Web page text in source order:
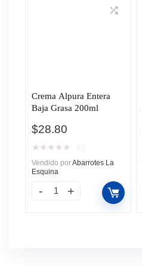
Crema Alpura Entera
Baja Grasa 200ml
$28.80
★ ★ ★ ★ ★
Vendido porAbarrotes La
Esquina